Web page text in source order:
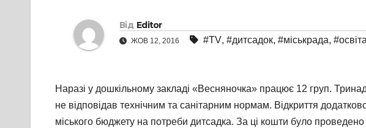
Від Editor
ЖОВ 12, 2016 #TV, #дитсадок, #міськрада, #освіта
Наразі у дошкільному закладі «Весняночка» працює 12 груп.
не відповідав технічним та санітарним нормам. Відкриття
міського бюджету на потреби дитсадка. За ці кошти було